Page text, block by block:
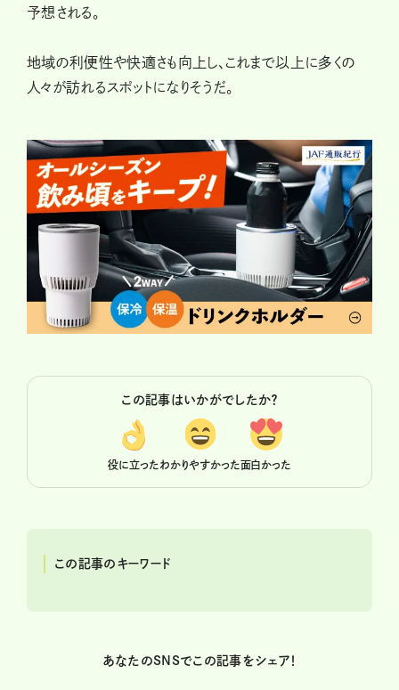
予想される。
地域の利便性や快適さも向上し、これまで以上に多くの
人々が訪れるスポットになりそうだ。
この記事はいかがでしたか？
役に立ったわかりやすかった面白かった
この記事のキーワード
あなたのSNSでこの記事をシェア！